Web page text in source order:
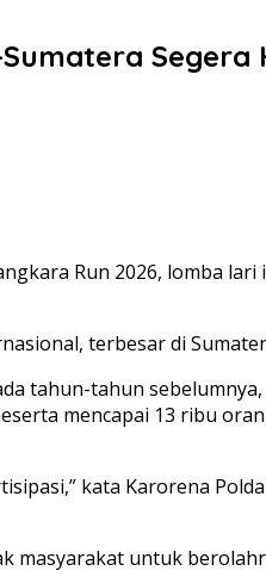
Segera
Run 2026, lomba
terbesar di
tahun-tahun
mencapai 13 ribu
kata Karorena
masyarakat untuk